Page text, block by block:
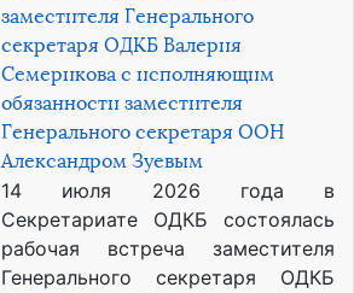
заместителя Генерального
секретаря ОДКБ Валерия
Семерикова с исполняющим
обязанности заместителя
Генерального секретаря ООН
Александром Зуевым
14 июля 2026 года в
Секретариате ОДКБ состоялась
рабочая встреча заместителя
Генерального секретаря ОДКБ